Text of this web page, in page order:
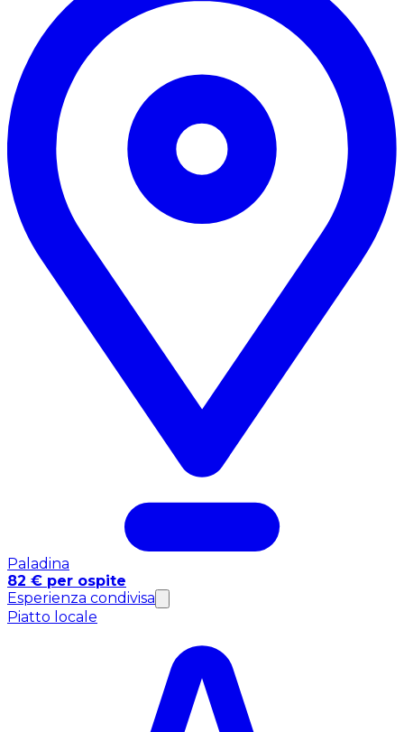
Paladina
82 € per ospite
Esperienza condivisa
Piatto locale